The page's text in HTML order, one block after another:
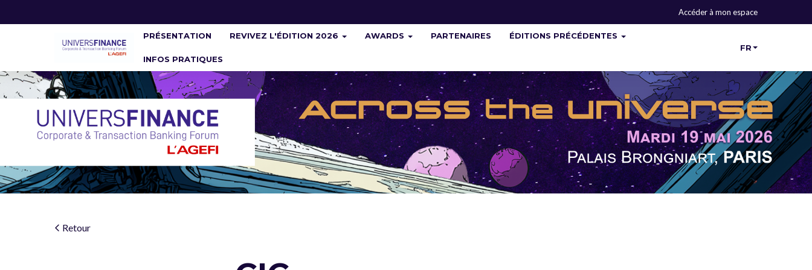
Accéder à mon espace
PRÉSENTATION REVIVEZ L'ÉDITION 2026 AWARDS PARTENAIRES ÉDITIONS PRÉCÉDENTES
INFOS PRATIQUES
FR
Retour